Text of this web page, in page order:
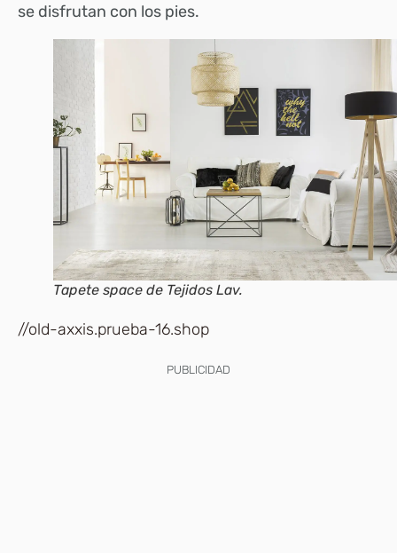
se disfrutan con los pies.
Tapete space de Tejidos Lav.
//old-axxis.prueba-16.shop
PUBLICIDAD